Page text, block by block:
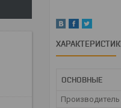
ОСНОВНЫЕ
Производитель